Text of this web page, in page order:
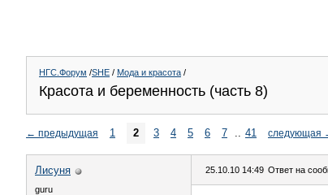
НГС.Форум /SHE / Мода и красота /
Красота и беременность (часть 8)
← предыдущая 1 2 3 4 5 6 7 .. 41 следующая
Лисуня
guru
25.10.10 14:49 Ответ на